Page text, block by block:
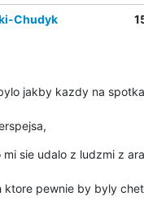
Chudyk
jakby kazdy na
sie udalo z ludzmi z
ktore pewnie by byly